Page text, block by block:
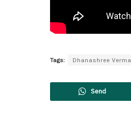
Tags: Dhanashree Verma
Send